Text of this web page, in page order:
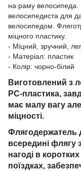
на раму велосипеда.
велосипедиста для
велосипедом.
міцного пластику.
- Міцний, зручний,
- Матеріал: пластик
- Колір: чорно-білий
Виготовлений з
PC-пластика,
має малу вагу
міцності.
Флягодержатель
всередині флягу
нагоді в
поїздках,